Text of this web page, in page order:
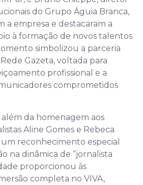
do Grupo Águia Branca,
a empresa e destacaram a
à formação de novos talentos
simbolizou a parceria
Gazeta, voltada para
profissional e a
comprometidos
da homenagem aos
Aline Gomes e Rebeca
reconhecimento especial
na dinâmica de “jornalista
proporcionou às
completa no VIVA,